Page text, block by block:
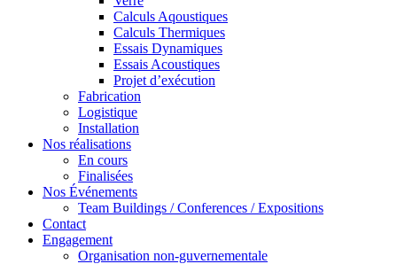
Calculs Aqoustiques
Calculs Thermiques
Essais Dynamiques
Essais Acoustiques
Projet d’exécution
Fabrication
Logistique
Installation
Nos réalisations
En cours
Finalisées
Nos Événements
Team Buildings / Conferences / Expositions
Contact
Engagement
Organisation non-guvernementale